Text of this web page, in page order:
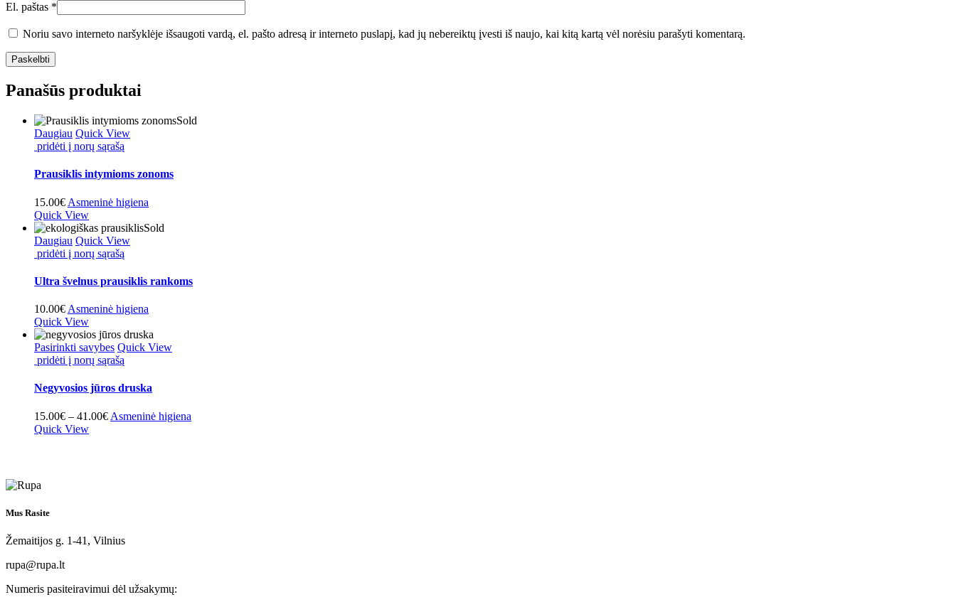
El. paštas *
Noriu savo interneto naršyklėje išsaugoti vardą, el. pašto adresą ir interneto puslapį, kad jų nebereiktų įvesti iš naujo, kai kitą kartą vėl norėsiu parašyti komentarą.
Panašūs produktai
Sold
Daugiau Quick View
pridėti į norų sąrašą
Prausiklis intymioms zonoms
15.00€ Asmeninė higiena
Quick View
Sold
Daugiau Quick View
pridėti į norų sąrašą
Ultra švelnus prausiklis rankoms
10.00€ Asmeninė higiena
Quick View
Pasirinkti savybes This
product
multiple
options
Quick View
pridėti į norų sąrašą
Negyvosios jūros druska
15.00€ – 41.00€Price
Asmeninė higiena
Quick View
Mus Rasite
Žemaitijos g. 1-41, Vilnius
rupa@rupa.lt
Numeris pasiteiravimui dėl užsakymų: